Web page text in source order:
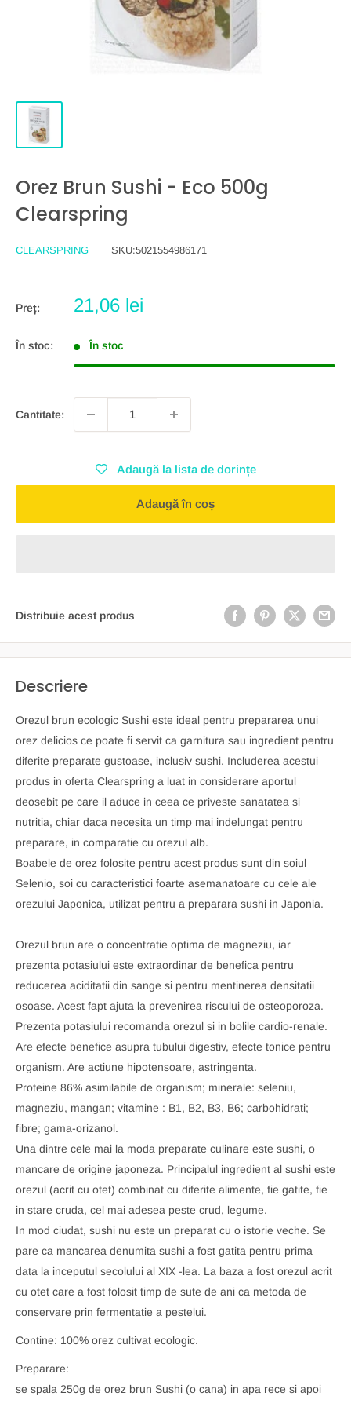
Orez Brun Sushi - Eco 500g
Clearspring
CLEARSPRING SKU:5021554986171
Preț:
Preț
21,06 lei
În stoc: În stoc
Cantitate:
Adaugă la lista de dorințe
Adaugă în coș
Distribuie acest produs
Descriere
Orezul brun ecologic Sushi este ideal pentru prepararea unui
orez delicios ce poate fi servit ca garnitura sau ingredient pentru
diferite preparate gustoase, inclusiv sushi. Includerea acestui
produs in oferta Clearspring a luat in considerare aportul
deosebit pe care il aduce in ceea ce priveste sanatatea si
nutritia, chiar daca necesita un timp mai indelungat pentru
preparare, in comparatie cu orezul alb.
Boabele de orez folosite pentru acest produs sunt din soiul
Selenio, soi cu caracteristici foarte asemanatoare cu cele ale
orezului Japonica, utilizat pentru a preparara sushi in Japonia.
Orezul brun are o concentratie optima de magneziu, iar
prezenta potasiului este extraordinar de benefica pentru
reducerea aciditatii din sange si pentru mentinerea densitatii
osoase. Acest fapt ajuta la prevenirea riscului de osteoporoza.
Prezenta potasiului recomanda orezul si in bolile cardio-renale.
Are efecte benefice asupra tubului digestiv, efecte tonice pentru
organism. Are actiune hipotensoare, astringenta.
Proteine 86% asimilabile de organism; minerale: seleniu,
magneziu, mangan; vitamine : B1, B2, B3, B6; carbohidrati;
fibre; gama-orizanol.
Una dintre cele mai la moda preparate culinare este sushi, o
mancare de origine japoneza. Principalul ingredient al sushi este
orezul (acrit cu otet) combinat cu diferite alimente, fie gatite, fie
in stare cruda, cel mai adesea peste crud, legume.
In mod ciudat, sushi nu este un preparat cu o istorie veche. Se
pare ca mancarea denumita sushi a fost gatita pentru prima
data la inceputul secolului al XIX -lea. La baza a fost orezul acrit
cu otet care a fost folosit timp de sute de ani ca metoda de
conservare prin fermentatie a pestelui.
Contine: 100% orez cultivat ecologic.
Preparare:
se spala 250g de orez brun Sushi (o cana) in apa rece si apoi